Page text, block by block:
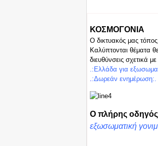
ΚΟΣΜΟΓΟΝΙΑ
Ο δικτυακός μας
Καλύπτονται θέματα
διευθύνσεις σχετικά
.:Ελλάδα για εξωσωμ
.:Δωρεάν ενημέρωση:.
Ο πλήρης οδηγός
εξωσωματική